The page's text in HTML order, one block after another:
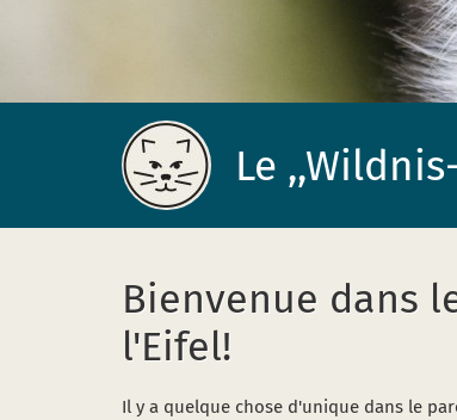
Le
Page
d’accueil
Bienvenue dans
l'Eifel!
Il y a quelque chose d'unique dans le